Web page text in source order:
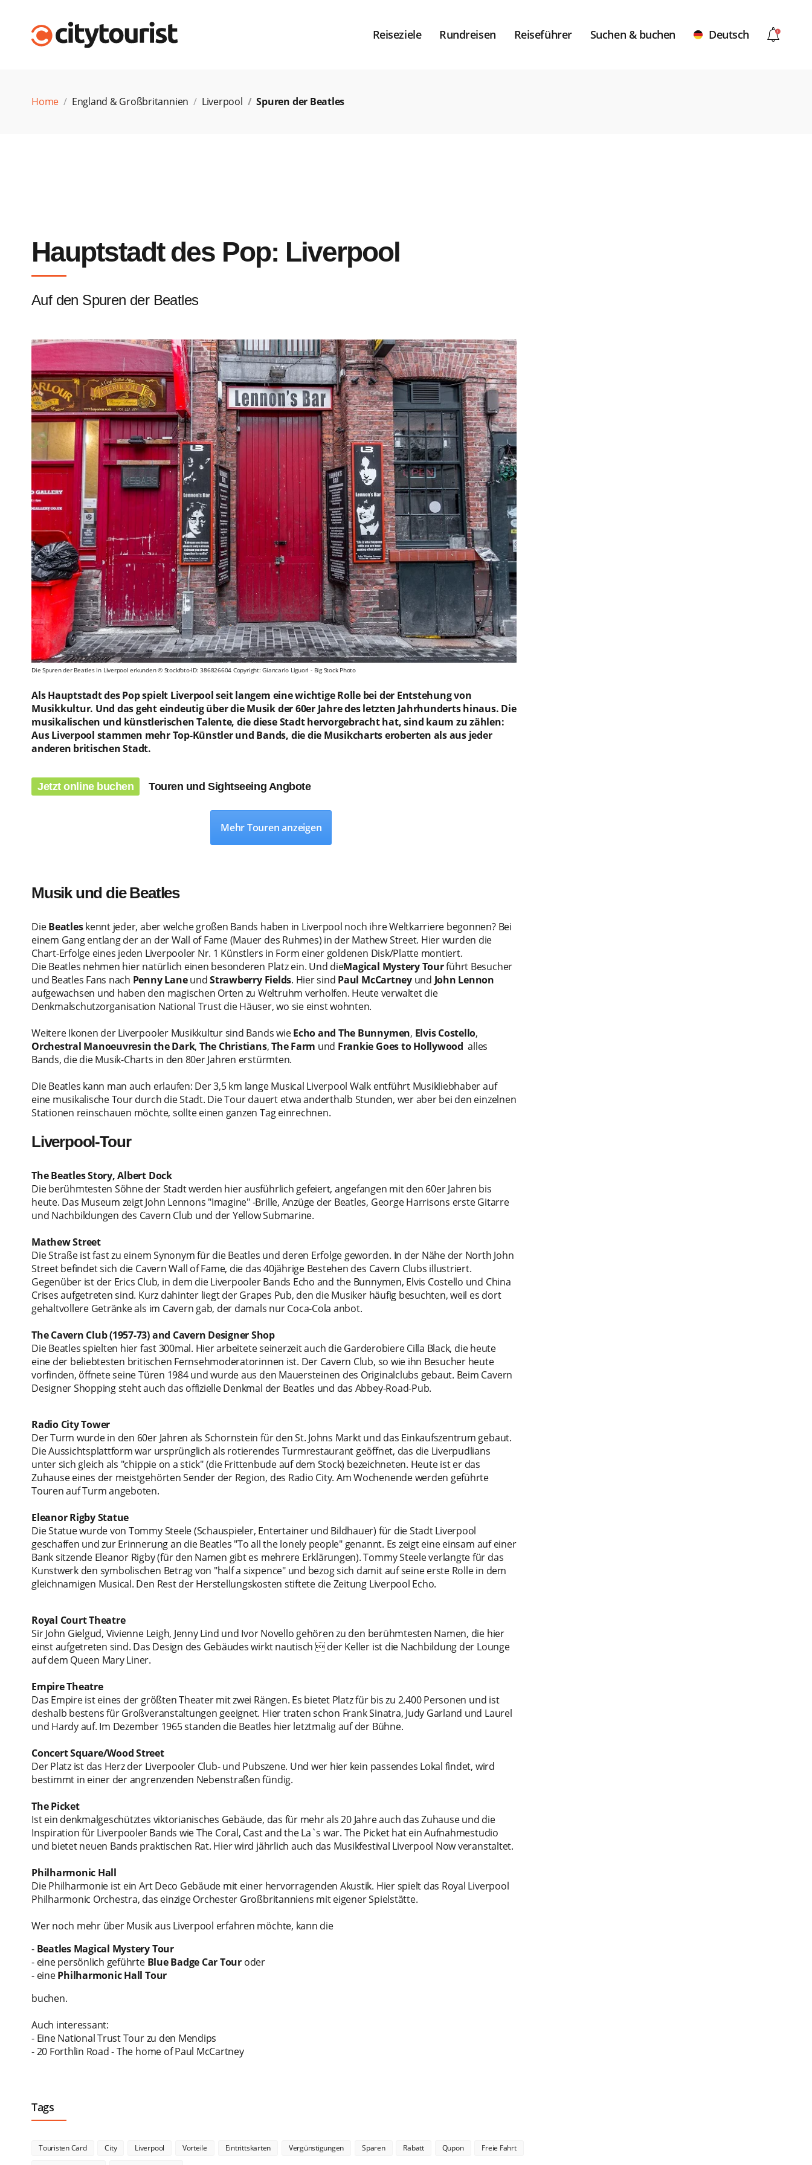
Reiseziele Rundreisen Reiseführer Suchen & buchen Deutsch
Home England & Großbritannien Liverpool Spuren der Beatles
Hauptstadt des Pop: Liverpool
Auf den Spuren der Beatles
Die Spuren der Beatles in Liverpool erkunden © Stockfoto-ID: 386826604 Copyright: Giancarlo Liguori - Big Stock Photo
Als Hauptstadt des Pop spielt Liverpool seit langem eine wichtige Rolle bei der Entstehung von
Musikkultur. Und das geht eindeutig über die Musik der 60er Jahre des letzten Jahrhunderts hinaus. Die
musikalischen und künstlerischen Talente, die diese Stadt hervorgebracht hat, sind kaum zu zählen:
Aus Liverpool stammen mehr Top-Künstler und Bands, die die Musikcharts eroberten als aus jeder
anderen britischen Stadt.
Jetzt online buchen Touren und Sightseeing Angbote
Mehr Touren anzeigen
Musik und die Beatles
DieBeatleskennt jeder, aber welche großen Bands haben in Liverpool noch ihre Weltkarriere begonnen? Bei
einem Gang entlang der an der Wall of Fame (Mauer des Ruhmes) in der Mathew Street. Hier wurden die
Chart-Erfolge eines jeden Liverpooler Nr. 1 Künstlers in Form einer goldenen Disk/Platte montiert.
Die Beatles nehmen hier natürlich einen besonderen Platz ein. Und dieMagical Mystery Tourführt Besucher
und Beatles Fans nach Penny LaneundStrawberry Fields. Hier sind Paul McCartneyund John Lennon
aufgewachsen und haben den magischen Orten zu Weltruhm verholfen. Heute verwaltet die
Denkmalschutzorganisation National Trust die Häuser, wo sie einst wohnten.
Weitere Ikonen der Liverpooler Musikkultur sind Bands wieEcho and The Bunnymen, Elvis Costello,
Orchestral Manoeuvresin the Dark, The Christians,The Farm und Frankie Goes to Hollywood alles
Bands, die die Musik-Charts in den 80er Jahren erstürmten.
Die Beatles kann man auch erlaufen: Der 3,5 km lange Musical Liverpool Walk entführt Musikliebhaber auf
eine musikalische Tour durch die Stadt. Die Tour dauert etwa anderthalb Stunden, wer aber bei den einzelnen
Stationen reinschauen möchte, sollte einen ganzen Tag einrechnen.
Liverpool-Tour
The Beatles Story, Albert Dock
Die berühmtesten Söhne der Stadt werden hier ausführlich gefeiert, angefangen mit den 60er Jahren bis
heute. Das Museum zeigt John Lennons "Imagine" -Brille, Anzüge der Beatles, George Harrisons erste Gitarre
und Nachbildungen des Cavern Club und der Yellow Submarine.
Mathew Street
Die Straße ist fast zu einem Synonym für die Beatles und deren Erfolge geworden. In der Nähe der North John
Street befindet sich die Cavern Wall of Fame, die das 40jährige Bestehen des Cavern Clubs illustriert.
Gegenüber ist der Erics Club, in dem die Liverpooler Bands Echo and the Bunnymen, Elvis Costello und China
Crises aufgetreten sind. Kurz dahinter liegt der Grapes Pub, den die Musiker häufig besuchten, weil es dort
gehaltvollere Getränke als im Cavern gab, der damals nur Coca-Cola anbot.
The Cavern Club (1957-73) and Cavern Designer Shop
Die Beatles spielten hier fast 300mal. Hier arbeitete seinerzeit auch die Garderobiere Cilla Black, die heute
eine der beliebtesten britischen Fernsehmoderatorinnen ist. Der Cavern Club, so wie ihn Besucher heute
vorfinden, öffnete seine Türen 1984 und wurde aus den Mauersteinen des Originalclubs gebaut. Beim Cavern
Designer Shopping steht auch das offizielle Denkmal der Beatles und das Abbey-Road-Pub.
Radio City Tower
Der Turm wurde in den 60er Jahren als Schornstein für den St. Johns Markt und das Einkaufszentrum gebaut.
Die Aussichtsplattform war ursprünglich als rotierendes Turmrestaurant geöffnet, das die Liverpudlians
unter sich gleich als "chippie on a stick" (die Frittenbude auf dem Stock) bezeichneten. Heute ist er das
Zuhause eines der meistgehörten Sender der Region, des Radio City. Am Wochenende werden geführte
Touren auf Turm angeboten.
Eleanor Rigby Statue
Die Statue wurde von Tommy Steele (Schauspieler, Entertainer und Bildhauer) für die Stadt Liverpool
geschaffen und zur Erinnerung an die Beatles "To all the lonely people" genannt. Es zeigt eine einsam auf einer
Bank sitzende Eleanor Rigby (für den Namen gibt es mehrere Erklärungen). Tommy Steele verlangte für das
Kunstwerk den symbolischen Betrag von "half a sixpence" und bezog sich damit auf seine erste Rolle in dem
gleichnamigen Musical. Den Rest der Herstellungskosten stiftete die Zeitung Liverpool Echo.
Royal Court Theatre
Sir John Gielgud, Vivienne Leigh, Jenny Lind und Ivor Novello gehören zu den berühmtesten Namen, die hier
einst aufgetreten sind. Das Design des Gebäudes wirkt nautisch  der Keller ist die Nachbildung der Lounge
auf dem Queen Mary Liner.
Empire Theatre
Das Empire ist eines der größten Theater mit zwei Rängen. Es bietet Platz für bis zu 2.400 Personen und ist
deshalb bestens für Großveranstaltungen geeignet. Hier traten schon Frank Sinatra, Judy Garland und Laurel
und Hardy auf. Im Dezember 1965 standen die Beatles hier letztmalig auf der Bühne.
Concert Square/Wood Street
Der Platz ist das Herz der Liverpooler Club- und Pubszene. Und wer hier kein passendes Lokal findet, wird
bestimmt in einer der angrenzenden Nebenstraßen fündig.
The Picket
Ist ein denkmalgeschütztes viktorianisches Gebäude, das für mehr als 20 Jahre auch das Zuhause und die
Inspiration für Liverpooler Bands wie The Coral, Cast and the La`s war. The Picket hat ein Aufnahmestudio
und bietet neuen Bands praktischen Rat. Hier wird jährlich auch das Musikfestival Liverpool Now veranstaltet.
Philharmonic Hall
Die Philharmonie ist ein Art Deco Gebäude mit einer hervorragenden Akustik. Hier spielt das Royal Liverpool
Philharmonic Orchestra, das einzige Orchester Großbritanniens mit eigener Spielstätte.
Wer noch mehr über Musik aus Liverpool erfahren möchte, kann die
- Beatles Magical Mystery Tour
- eine persönlich geführte Blue Badge Car Touroder
- einePhilharmonic Hall Tour
buchen.
Auch interessant:
- Eine National Trust Tour zu den Mendips
- 20 Forthlin Road - The home of Paul McCartney
Tags
Touristen Card City Liverpool Vorteile Eintrittskarten Vergünstigungen Sparen Rabatt Qupon
Freie Fahrt